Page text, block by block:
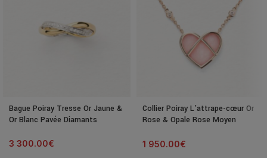
Bague Poiray Tresse Or Jaune &
Or Blanc Pavée Diamants
3 300.00€
Collier Poiray L’attrape-cœur Or
Rose & Opale Rose Moyen
1 950.00€